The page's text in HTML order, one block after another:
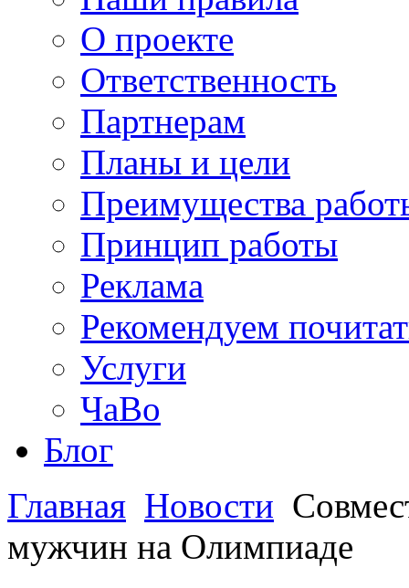
О проекте
Ответственность
Партнерам
Планы и цели
Преимущества
Принцип работы
Реклама
Рекомендуем
Услуги
ЧаВо
Блог
Главная Новости
мужчин на Олимпиаде